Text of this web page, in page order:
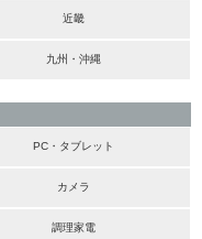
近畿
九州・沖縄
PC・タブレット
カメラ
調理家電